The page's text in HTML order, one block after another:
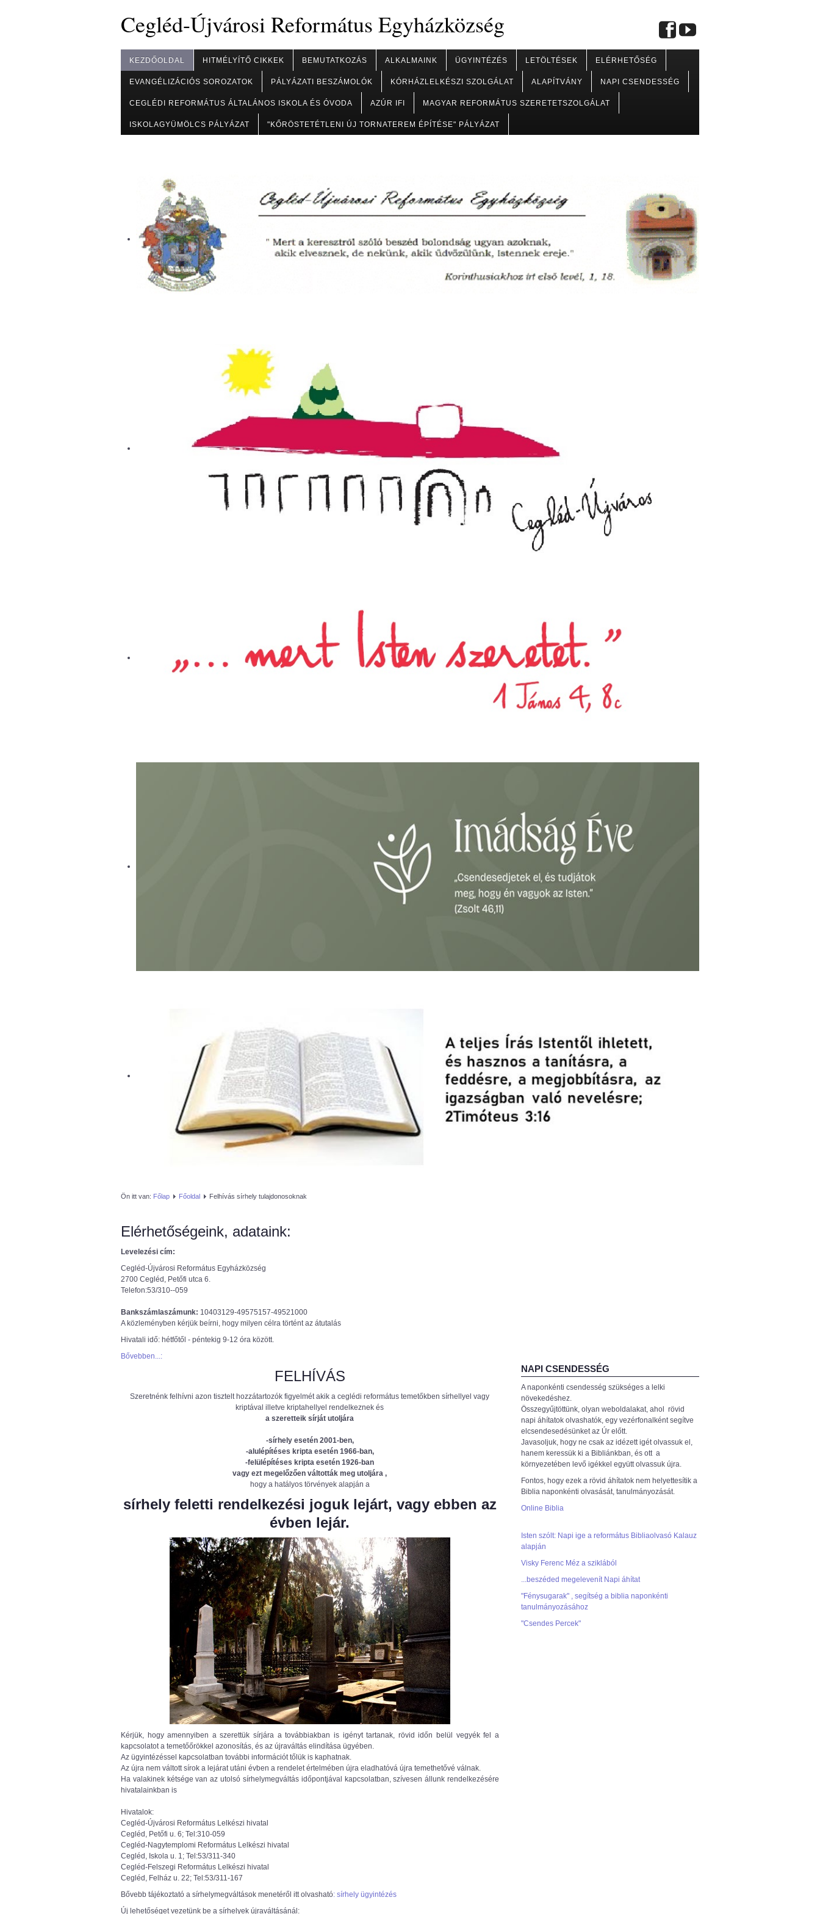
Cegléd-Újvárosi Református Egyházközség
KEZDŐOLDAL HITMÉLYÍTŐ CIKKEK BEMUTATKOZÁS ALKALMAINK ÜGYINTÉZÉS LETÖLTÉSEK ELÉRHETŐSÉG
EVANGÉLIZÁCIÓS SOROZATOK PÁLYÁZATI BESZÁMOLÓK KÓRHÁZLELKÉSZI SZOLGÁLAT ALAPÍTVÁNY NAPI CSENDESSÉG
CEGLÉDI REFORMÁTUS ÁLTALÁNOS ISKOLA ÉS ÓVODA AZÚR IFI MAGYAR REFORMÁTUS SZERETETSZOLGÁLAT
ISKOLAGYÜMÖLCS PÁLYÁZAT "KŐRÖSTETÉTLENI ÚJ TORNATEREM ÉPÍTÉSE" PÁLYÁZAT
Ön itt van: Főlap Főoldal Felhívás sírhely tulajdonosoknak
Elérhetőségeink, adataink:
Levelezési cím:
Cegléd-Újvárosi Református Egyházközség
2700 Cegléd, Petőfi utca 6.
Telefon:53/310--059
Bankszámlaszámunk: 10403129-49575157-49521000
A közleményben kérjük beírni, hogy milyen célra történt az átutalás
Hivatali idő: hétfőtől - péntekig 9-12 óra között.
Bővebben...:
FELHÍVÁS
Szeretnénk felhívni azon tisztelt hozzátartozók figyelmét akik a ceglédi református temetőkben sírhellyel vagy
kriptával illetve kriptahellyel rendelkeznek és
a szeretteik sírját utoljára
-sírhely esetén 2001-ben,
-alulépítéses kripta esetén 1966-ban,
-felülépítéses kripta esetén 1926-ban
vagy ezt megelőzően váltották meg utoljára ,
hogy a hatályos törvények alapján a
sírhely feletti rendelkezési joguk lejárt, vagy ebben az
évben lejár.
Kérjük, hogy amennyiben a szerettük sírjára a továbbiakban is igényt tartanak, rövid időn belül vegyék fel a
kapcsolatot a temetőőrökkel azonosítás, és az újraváltás elindítása ügyében.
Az ügyintézéssel kapcsolatban további információt tőlük is kaphatnak.
Az újra nem váltott sírok a lejárat utáni évben a rendelet értelmében újra eladhatóvá újra temethetővé válnak.
Ha valakinek kétsége van az utolsó sírhelymegváltás időpontjával kapcsolatban, szívesen állunk rendelkezésére
hivatalainkban is
Hivatalok:
Cegléd-Újvárosi Református Lelkészi hivatal
Cegléd, Petőfi u. 6; Tel:310-059
Cegléd-Nagytemplomi Református Lelkészi hivatal
Cegléd, Iskola u. 1; Tel:53/311-340
Cegléd-Felszegi Református Lelkészi hivatal
Cegléd, Felház u. 22; Tel:53/311-167
Bővebb tájékoztató a sírhelymegváltások menetéről itt olvasható: sírhely ügyintézés
Új lehetőséget vezetünk be a sírhelyek újraváltásánál:
NAPI CSENDESSÉG
A naponkénti csendesség szükséges a lelki
növekedéshez.
Összegyűjtöttünk, olyan weboldalakat, ahol rövid
napi áhítatok olvashatók, egy vezérfonalként segítve
elcsendesedésünket az Úr előtt.
Javasoljuk, hogy ne csak az idézett igét olvassuk el,
hanem keressük ki a Bibliánkban, és ott a
környezetében levő igékkel együtt olvassuk újra.
Fontos, hogy ezek a rövid áhítatok nem helyettesítik a
Biblia naponkénti olvasását, tanulmányozását.
Online Biblia
Isten szólt: Napi ige a református Bibliaolvasó Kalauz
alapján
Visky Ferenc Méz a sziklából
...beszéded megelevenít Napi áhítat
"Fénysugarak" , segítség a biblia naponkénti
tanulmányozásához
"Csendes Percek"